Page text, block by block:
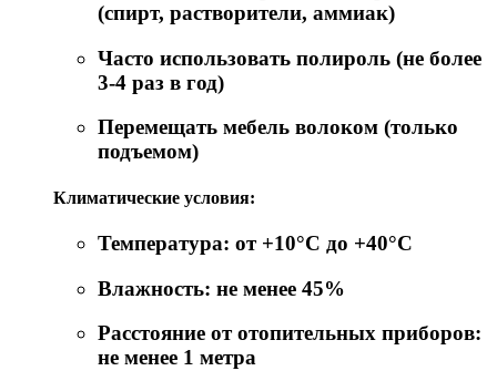
(спирт, растворители, аммиак)
Часто использовать полироль (не более
3-4 раз в год)
Перемещать мебель волоком (только
подъемом)
Климатические условия:
Температура: от +10°C до +40°C
Влажность: не менее 45%
Расстояние от отопительных приборов:
не менее 1 метра